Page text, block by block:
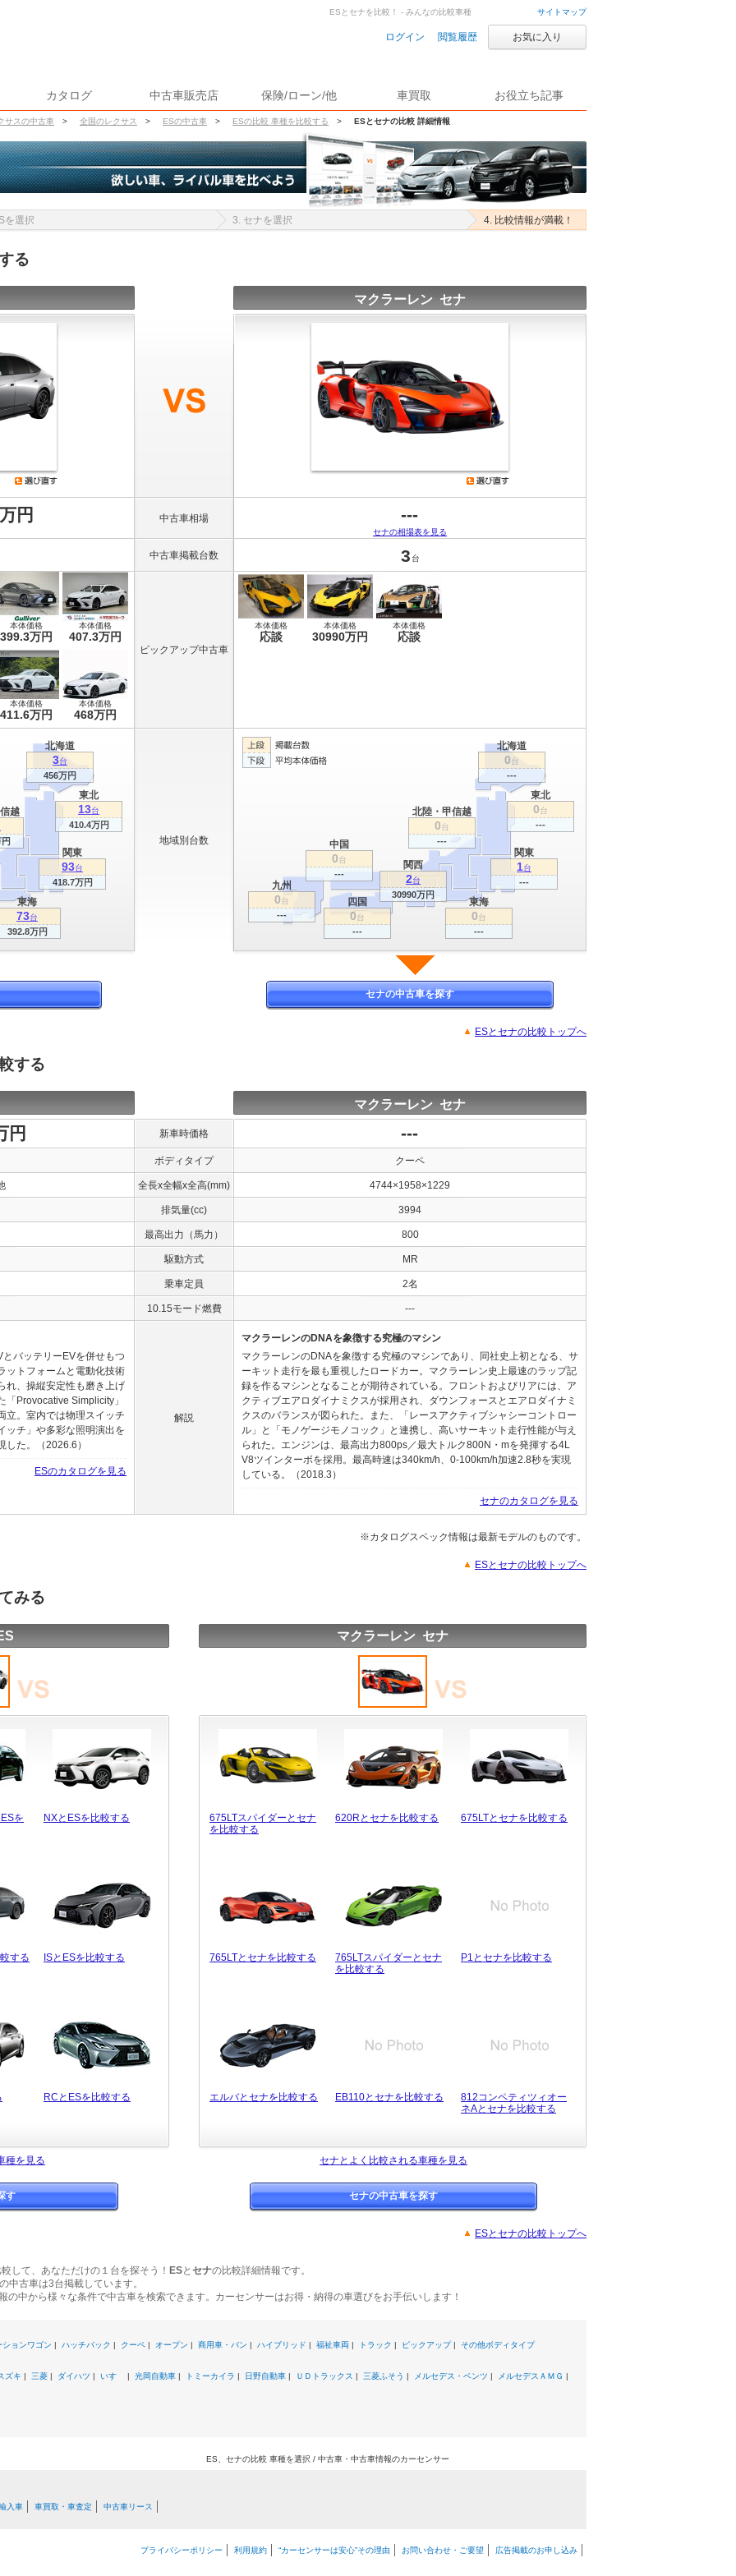
サイトマップ
ログイン 閲覧履歴 お気に入り
カタログ 中古車販売店 保険/ローン/他 車買取 お役立ち記事
サスの中古車 > 全国のレクサス > ESの中古車 > ESの比較 車種を比較する > ESとセナの比較 詳細情報
ESとセナを比較！ - みんなの比較車種
を選択 3. セナを選択 4. 比較情報が満載！
る
マクラーレン セナ
円 中古車相場 ---
セナの相場表を見る
中古車掲載台数 3 台
本体価格
399.3万円
本体価格
407.3万円
本体価格
411.6万円
本体価格
468万円
ピックアップ中古車
本体価格
応談
本体価格
30990万円
本体価格
応談
関東
93台
418.7万円
東海
73台
392.8万円
北海道
3台
456万円
東北
13台
410.4万円
越
地域別台数
関東
1台
---
関西
2台
30990万円
東海
0台
---
北海道
0台
---
九州
0台
---
東北
0台
---
北陸・甲信越
0台
---
中国
0台
---
四国
0台
---
セナの中古車を探す
ESとセナの比較トップへ
する
マクラーレン セナ
円 新車時価格 ---
ボディタイプ クーペ
全長x全幅x全高(mm) 4744×1958×1229
排気量(cc) 3994
最高出力（馬力） 800
駆動方式 MR
乗車定員 2名
10.15モード燃費 ---
バッテリーEVを併せもつ
ットフォームと電動化技術
れ、操縦安定性も磨き上げ
Provocative Simplicity」
立。室内では物理スイッチ
ッチ」や多彩な照明演出を
た。（2026.6）
ESのカタログを見る
解説
マクラーレンのDNAを象徴する究極のマシン
マクラーレンのDNAを象徴する究極のマシンであり、同社史上初となる、サ
ーキット走行を最も重視したロードカー。マクラーレン史上最速のラップ記
録を作るマシンとなることが期待されている。フロントおよびリアには、ア
クティブエアロダイナミクスが採用され、ダウンフォースとエアロダイナミ
クスのバランスが図られた。また、「レースアクティブシャシーコントロー
ル」と「モノゲージモノコック」と連携し、高いサーキット走行性能が与え
られた。エンジンは、最高出力800ps／最大トルク800N・mを発揮する4L
V8ツインターボを採用。最高時速は340km/h、0-100km/h加速2.8秒を実現
している。（2018.3）
セナのカタログを見る
※カタログスペック情報は最新モデルのものです。
ESとセナの比較トップへ
みる
を NXとESを比較する
する ISとESを比較する
RCとESを比較する
マクラーレン セナ
675LTスパイダーとセナ
を比較する
620Rとセナを比較する 675LTとセナを比較する
765LTとセナを比較する
765LTスパイダーとセナ
を比較する
P1とセナを比較する
エルバとセナを比較する EB110とセナを比較する
812コンペティツィオー
ネAとセナを比較する
種を見る セナとよく比較される車種を見る
す セナの中古車を探す
ESとセナの比較トップへ
して、あなただけの１台を探そう！ ESと セナの比較詳細情報です。
の中古車は3台掲載しています。
中から様々な条件で中古車を検索できます。カーセンサーはお得・納得の車選びをお手伝いします！
ションワゴン | ハッチバック | クーペ | オープン | 商用車・バン | ハイブリッド | 福祉車両 | トラック | ピックアップ| その他ボディタイプ
ズキ | 三菱 | ダイハツ | いすゞ | 光岡自動車 | トミーカイラ | 日野自動車 | ＵＤトラックス | 三菱ふそう | メルセデス・ベンツ | メルセデスＡＭＧ |
ES、セナの比較 車種を選択 / 中古車・中古車情報のカーセンサー
入車 車買取・車査定 中古車リース
プライバシーポリシー 利用規約 “カーセンサーは安心”その理由 お問い合わせ・ご要望 広告掲載のお申し込み